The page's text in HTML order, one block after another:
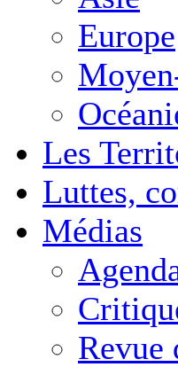
Europe
Les
Luttes,
Médias
Revue